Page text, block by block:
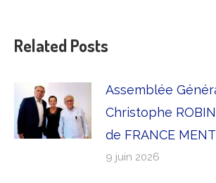
Related Posts
Assemblée
Christophe
de FRANCE
9 juin 2026